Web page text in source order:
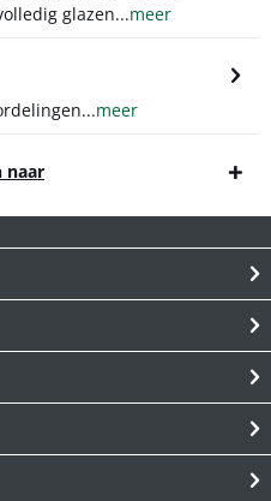
glazen...meer
meer
naar